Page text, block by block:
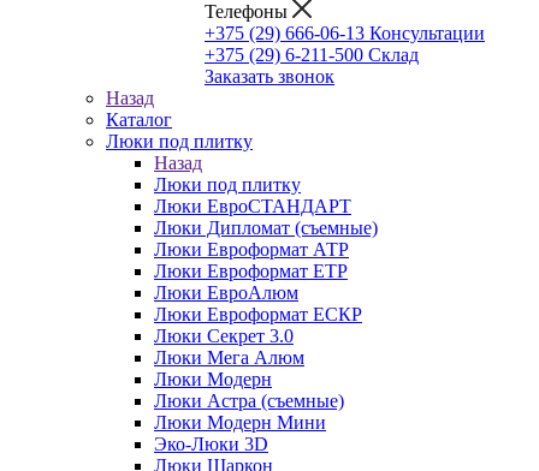
Телефоны
+375 (29) 666-06-13 Консультации
+375 (29) 6-211-500 Склад
Заказать звонок
Назад
Каталог
Люки под плитку
Назад
Люки под плитку
Люки ЕвроСТАНДАРТ
Люки Дипломат (съемные)
Люки Евроформат АТР
Люки Евроформат ЕТР
Люки ЕвроАлюм
Люки Евроформат ЕСКР
Люки Секрет 3.0
Люки Мега Алюм
Люки Модерн
Люки Астра (съемные)
Люки Модерн Мини
Эко-Люки 3D
Люки Шаркон